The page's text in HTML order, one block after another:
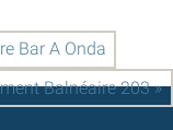
Bar A Onda
Balnéaire 203 »